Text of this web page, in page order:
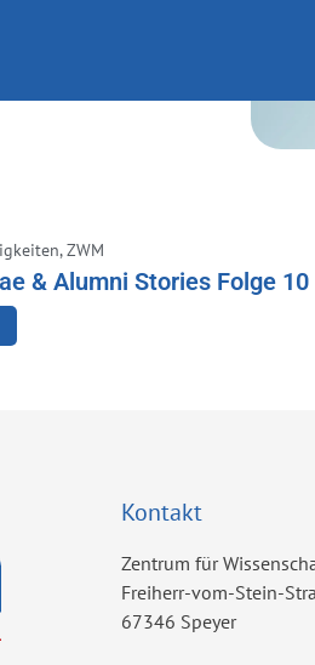
,ZWM
& Alumni Stories Folge
Kontakt
Zentrum für
Freiherr-vom-Stein-
67346 Speyer